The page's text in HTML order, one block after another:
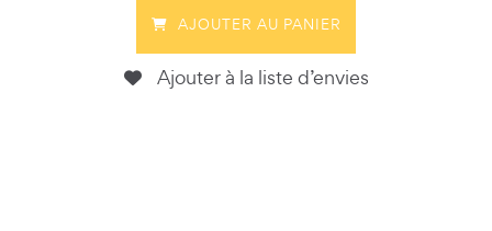
AJOUTER AU PANIER
Ajouter à la liste d’envies